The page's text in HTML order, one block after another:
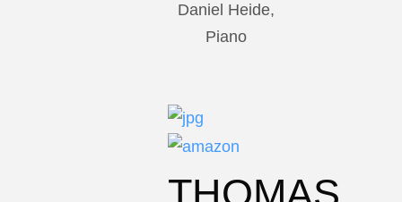
Daniel Heide,
Piano